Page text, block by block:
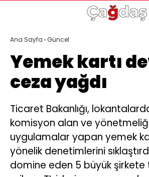
Ana Sayfa ›Güncel
Yemek kartı
ceza yağdı
Ticaret Bakanlığı,
komisyon alan ve
uygulamalar yapan yemek
yönelik denetimlerini
domine eden 5 büyük şirkete